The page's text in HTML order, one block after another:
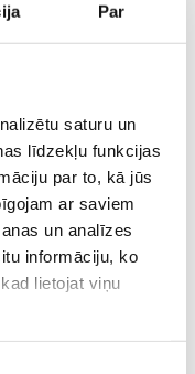
Par
saturu un
līdzekļu funkcijas
par to, kā jūs
ar saviem
un analīzes
informāciju, ko
lietojat viņu
Available on backorder